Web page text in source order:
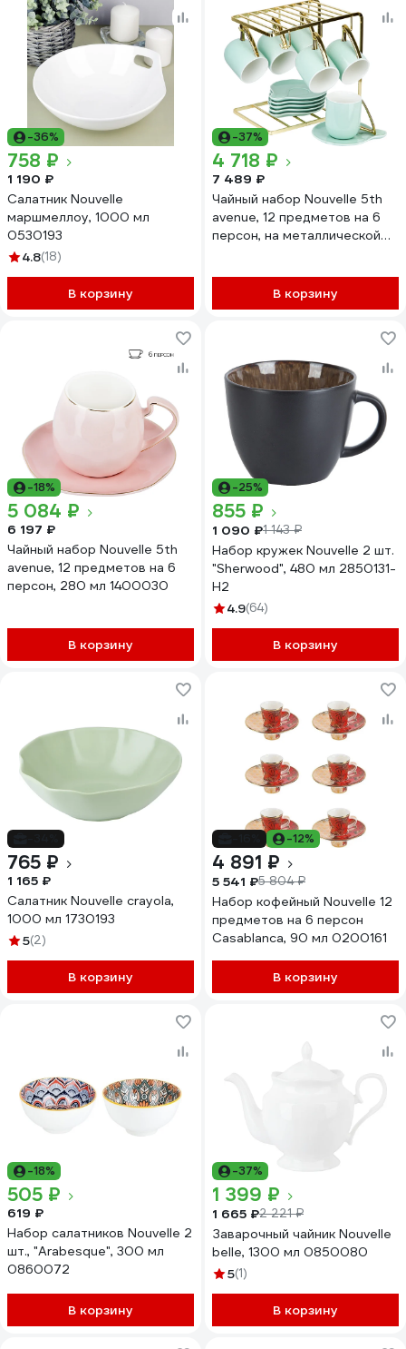
-36%
758 ₽
1 190 ₽
Салатник Nouvelle
маршмеллоу, 1000 мл
0530193
4.8(18)
В корзину
-37%
4 718 ₽
7 489 ₽
Чайный набор Nouvelle 5th
avenue, 12 предметов на 6
персон, на металлической
В корзину
-18%
5 084 ₽
6 197 ₽
Чайный набор Nouvelle 5th
avenue, 12 предметов на 6
персон, 280 мл 1400030
В корзину
-25%
855 ₽
1 090 ₽1 143 ₽
Набор кружек Nouvelle 2 шт.
"Sherwood", 480 мл 2850131-
Н2
4.9(64)
В корзину
765 ₽
1 165 ₽
Салатник Nouvelle crayola,
1000 мл 1730193
5(2)
В корзину
-12%
4 891 ₽
5 541 ₽5 804 ₽
Набор кофейный Nouvelle 12
предметов на 6 персон
Casablanca, 90 мл 0200161
В корзину
-18%
505 ₽
619 ₽
Набор салатников Nouvelle 2
шт., "Arabesque", 300 мл
0860072
В корзину
-37%
1 399 ₽
1 665 ₽2 221 ₽
Заварочный чайник Nouvelle
belle, 1300 мл 0850080
5(1)
В корзину